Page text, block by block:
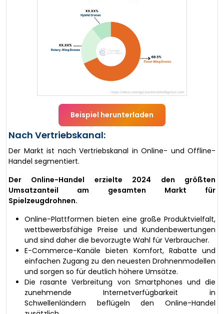
Beispiel herunterladen
Nach Vertriebskanal:
Der Markt ist nach Vertriebskanal in Online- und Offline-
Handel segmentiert.
Der Online-Handel erzielte 2024 den größten
Umsatzanteil am gesamten Markt für
Spielzeugdrohnen.
Online-Plattformen bieten eine große Produktvielfalt,
wettbewerbsfähige Preise und Kundenbewertungen
und sind daher die bevorzugte Wahl für Verbraucher.
E-Commerce-Kanäle bieten Komfort, Rabatte und
einfachen Zugang zu den neuesten Drohnenmodellen
und sorgen so für deutlich höhere Umsätze.
Die rasante Verbreitung von Smartphones und die
zunehmende Internetverfügbarkeit in
Schwellenländern beflügeln den Online-Handel